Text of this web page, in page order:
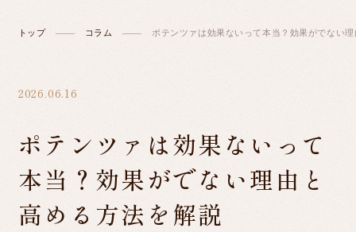
ABOUT NEO
MENU/PRICE
トップ コラム ポテンツァは効果ないって本当？効果がでない
2026.06.16
ポテンツァは効果ないって
本当？効果がでない理由と
高める方法を解説